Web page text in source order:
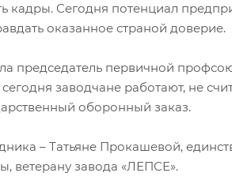
кадры. Сегодня потенциал
оказанное страной доверие.
председатель первичной
заводчане работают, не
оборонный заказ.
– Татьяне Прокашевой,
ветерану завода «ЛЕПСЕ».